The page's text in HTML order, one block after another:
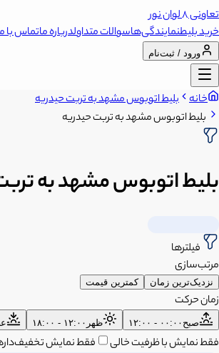
تعاونی 8 لوان نور
خرید بلیطنمایندگی‌هاسوالات متداولدرباره ماتماس با
ورود / ثبت‌نام
خانه بلیط اتوبوس مشهد به تربت حیدریه
بلیط اتوبوس مشهد به تربت حیدریه
بلیط اتوبوس مشهد به
فیلترها
مرتب‌سازی
نزدیک‌ترین زمان کمترین قیمت
زمان حرکت
صبح ۰۰:۰۰ - ۱۲:۰۰ ظهر ۱۲:۰۰ - ۱۸:۰۰
فقط نمایش با ظرفیت خالی فقط نمایش